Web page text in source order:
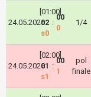
24.05.2026
[01:00]
02
s0
:
00
0
1/4
24.05.2026
[02:00]
01
s1
:
00
1
pol
finale